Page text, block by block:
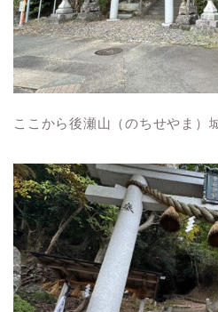
ここから後瀬山（のちせやま）